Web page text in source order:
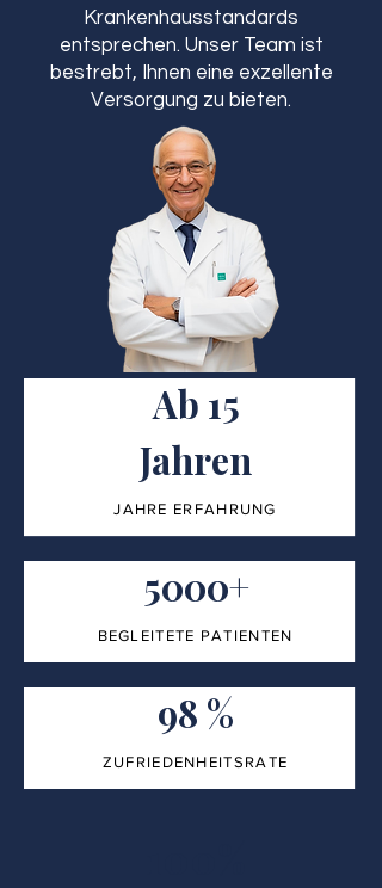
Krankenhausstandards
entsprechen. Unser Team ist
bestrebt, Ihnen eine exzellente
Versorgung zu bieten.
Ab 15
Jahren
JAHRE ERFAHRUNG
5000+
BEGLEITETE PATIENTEN
98 %
ZUFRIEDENHEITSRATE